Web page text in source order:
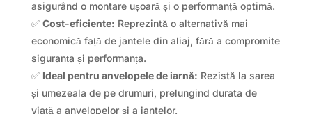
asigurând o montare ușoară și o performanță optimă.
✅ Cost-eficiente: Reprezintă o alternativă mai
economică față de jantele din aliaj, fără a compromite
siguranța și performanța.
✅ Ideal pentru anvelopele de iarnă: Rezistă la sarea
și umezeala de pe drumuri, prelungind durata de
viață a anvelopelor și a jantelor.